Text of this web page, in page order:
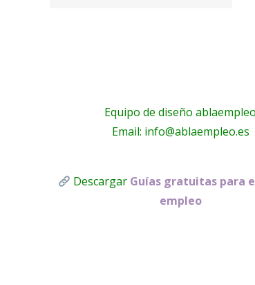
Equipo de diseño ablaempleo
Email: info@ablaempleo.es
Descargar Guías gratuitas para
empleo